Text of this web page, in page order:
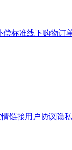
偿标准线下购物订
情链接用户协议隐